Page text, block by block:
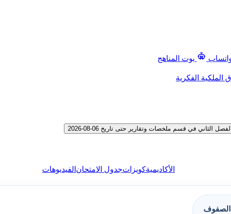
بوت المناهج
الملكية الفكرية
في قسم ملخصات وتقارير حتى تاريخ 06-08-2026
الأكاديميةكويزاتجدول الامتحان الفيديوهات
الصفوف